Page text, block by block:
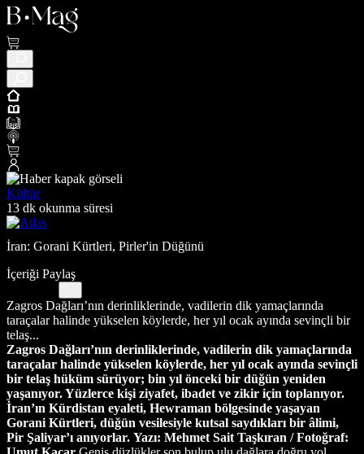
Kültür
13 dk okunma süresi
İran: Gorani Kürtleri, Pirler'in Düğünü
İçeriği Paylaş
Zagros Dağları’nın derinliklerinde, vadilerin dik yamaçlarında
taraçalar halinde yükselen köylerde, her yıl ocak ayında sevinçli bir
telaş...
Zagros Dağları’nın derinliklerinde, vadilerin dik yamaçlarında
taraçalar halinde yükselen köylerde, her yıl ocak ayında sevinçli
bir telaş hüküm sürüyor; bin yıl önceki bir düğün yeniden
yaşanıyor. Yüzlerce kişi ziyafet, ibadet ve zikir için toplanıyor.
İran’ın Kürdistan eyaleti, Hewraman bölgesinde yaşayan
Gorani Kürtleri, düğün vesilesiyle kutsal saydıkları bir âlimi,
Pir Şaliyar’ı anıyorlar. Yazı: Mehmet Sait Taşkıran / Fotoğraf: